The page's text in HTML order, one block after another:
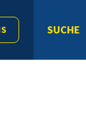
SUCHE